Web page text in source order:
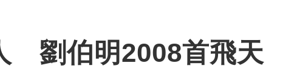
劉伯明2008首飛天